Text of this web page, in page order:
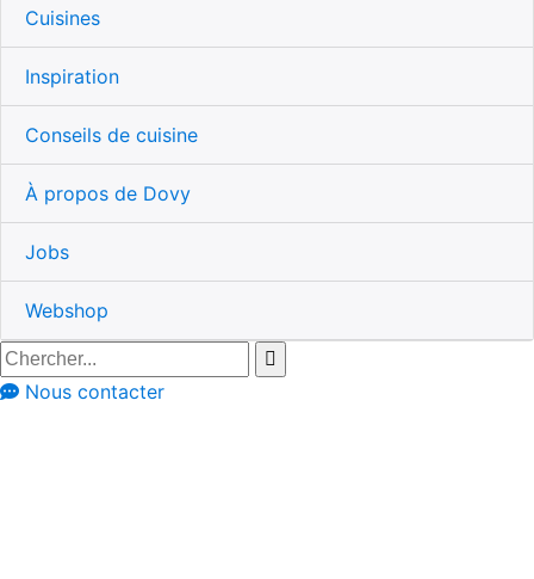
Cuisines
Inspiration
Conseils de cuisine
À propos de Dovy
Jobs
Webshop
Nous contacter